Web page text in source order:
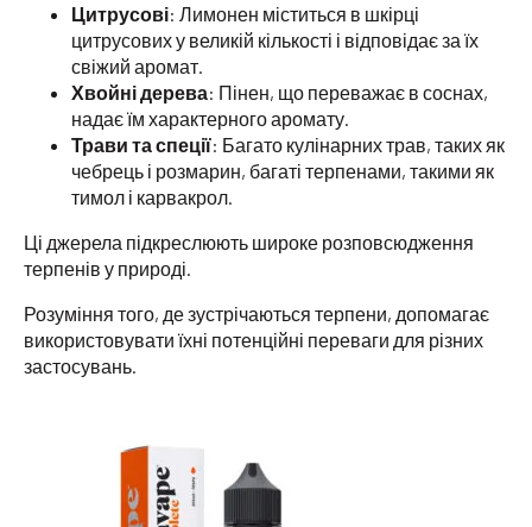
Цитрусові: Лимонен міститься в шкірці
цитрусових у великій кількості і відповідає за їх
свіжий аромат.
Хвойні дерева: Пінен, що переважає в соснах,
надає їм характерного аромату.
Трави та спеції: Багато кулінарних трав, таких як
чебрець і розмарин, багаті терпенами, такими як
тимол і карвакрол.
Ці джерела підкреслюють широке розповсюдження
терпенів у природі.
Розуміння того, де зустрічаються терпени, допомагає
використовувати їхні потенційні переваги для різних
застосувань.